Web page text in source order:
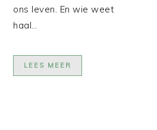
ons leven. En wie weet
haal…
LEES MEER